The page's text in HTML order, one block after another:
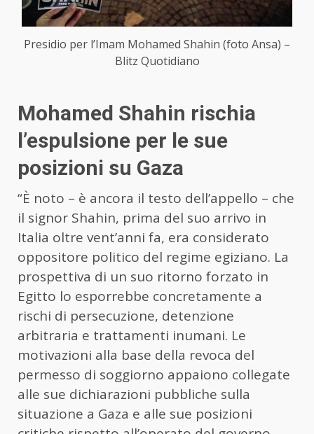
Presidio per l’Imam Mohamed Shahin (foto Ansa) –
Blitz Quotidiano
Mohamed Shahin rischia
l’espulsione per le sue
posizioni su Gaza
“È noto – è ancora il testo dell’appello – che
il signor Shahin, prima del suo arrivo in
Italia oltre vent’anni fa, era considerato
oppositore politico del regime egiziano. La
prospettiva di un suo ritorno forzato in
Egitto lo esporrebbe concretamente a
rischi di persecuzione, detenzione
arbitraria e trattamenti inumani. Le
motivazioni alla base della revoca del
permesso di soggiorno appaiono collegate
alle sue dichiarazioni pubbliche sulla
situazione a Gaza e alle sue posizioni